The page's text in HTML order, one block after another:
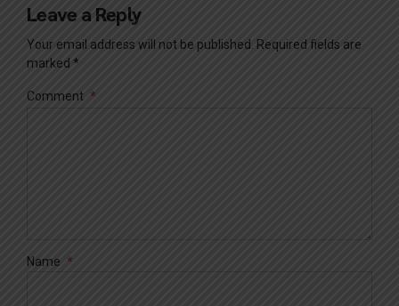
Leave a Reply
Your email address will not be published. Required fields are
marked *
Comment *
Name *